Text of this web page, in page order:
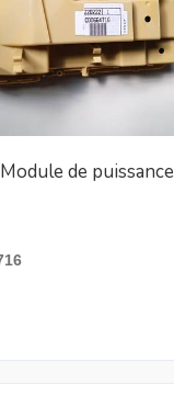
de puissance